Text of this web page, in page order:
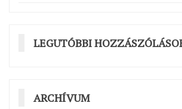
LEGUTÓBBI
ARCHÍVUM